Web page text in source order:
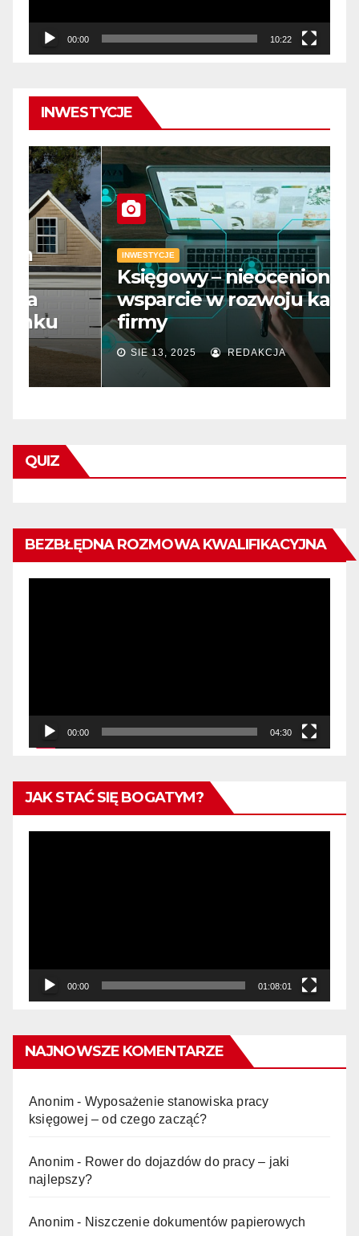
00:00 10:22
INWESTYCJE
INWESTYCJE
Księgowy – nieocenione
wsparcie w rozwoju każdej
firmy
SIE 13, 2025 REDAKCJA
QUIZ
BEZBŁĘDNA ROZMOWA KWALIFIKACYJNA
00:00 04:30
JAK STAĆ SIĘ BOGATYM?
00:00 01:08:01
NAJNOWSZE KOMENTARZE
Anonim - Wyposażenie stanowiska pracy
księgowej – od czego zacząć?
Anonim - Rower do dojazdów do pracy – jaki
najlepszy?
Anonim - Niszczenie dokumentów papierowych